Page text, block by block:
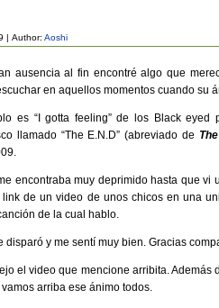
| Author: Aoshi
ausencia al fin encontré algo que
en aquellos momentos cuando su
es “I gotta feeling” de los Black eyed
llamado “The E.N.D” (abreviado de
encontraba muy deprimido hasta que vi
de un video de unos chicos en una
de la cual hablo.
disparó y me sentí muy bien. Gracias
el video que mencione arribita. Además
arriba ese ánimo todos.